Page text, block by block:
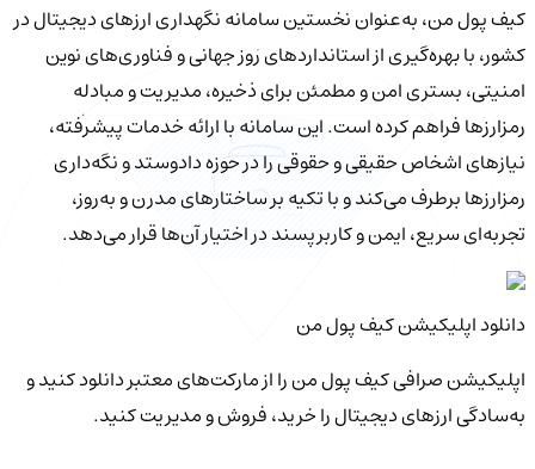
کیف‌ پول من، به‌عنوان نخستین سامانه نگهداری ارزهای دیجیتال در
کشور، با بهره‌گیری از استانداردهای روز جهانی و فناوری‌های نوین
امنیتی، بستری امن و مطمئن برای ذخیره، مدیریت و مبادله
رمزارزها فراهم کرده است. این سامانه با ارائه خدمات پیشرفته،
نیازهای اشخاص حقیقی و حقوقی را در حوزه دادوستد و نگه‌داری
رمزارزها برطرف می‌کند و با تکیه بر ساختارهای مدرن و به‌روز،
تجربه‌ای سریع، ایمن و کاربرپسند در اختیار آن‌ها قرار می‌دهد.
دانلود اپلیکیشن کیف‌ پول من
اپلیکیشن صرافی کیف پول من را از مارکت‌های معتبر دانلود کنید و
به‌سادگی ارزهای دیجیتال را خرید، فروش و مدیریت کنید.